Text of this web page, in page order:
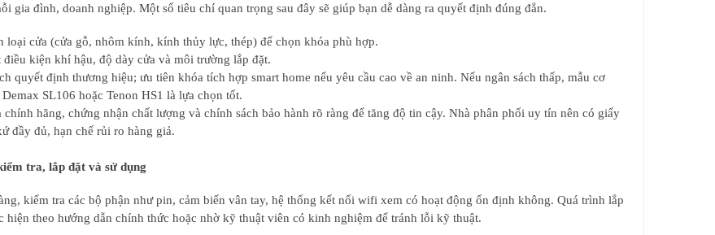
gia đình, doanh nghiệp. Một số tiêu chí quan trọng sau đây sẽ giúp bạn dễ dàng ra quyết định đúng đắn.
loại cửa (cửa gỗ, nhôm kính, kính thủy lực, thép) để chọn khóa phù hợp.
điều kiện khí hậu, độ dày cửa và môi trường lắp đặt.
quyết định thương hiệu; ưu tiên khóa tích hợp smart home nếu yêu cầu cao về an ninh. Nếu ngân sách thấp, mẫu cơ
SL106 hoặc Tenon HS1 là lựa chọn tốt.
chính hãng, chứng nhận chất lượng và chính sách bảo hành rõ ràng để tăng độ tin cậy. Nhà phân phối uy tín nên có giấy
đầy đủ, hạn chế rủi ro hàng giả.
tra, lắp đặt và sử dụng
kiểm tra các bộ phận như pin, cảm biến vân tay, hệ thống kết nối wifi xem có hoạt động ổn định không. Quá trình lắp
hiện theo hướng dẫn chính thức hoặc nhờ kỹ thuật viên có kinh nghiệm để tránh lỗi kỹ thuật.